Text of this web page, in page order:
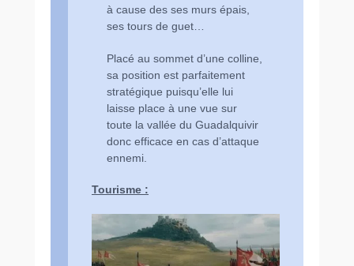
à cause des ses murs épais,
ses tours de guet…
Placé au sommet d’une colline,
sa position est parfaitement
stratégique puisqu’elle lui
laisse place à une vue sur
toute la vallée du Guadalquivir
donc efficace en cas d’attaque
ennemi.
Tourisme :